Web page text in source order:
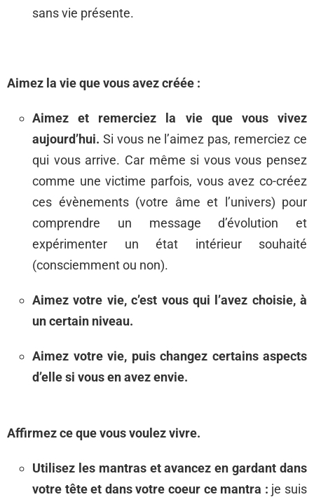
sans vie présente.
Aimez la vie que vous avez créée :
Aimez et remerciez la vie que vous vivez
aujourd’hui. Si vous ne l’aimez pas, remerciez ce
qui vous arrive. Car même si vous vous pensez
comme une victime parfois, vous avez co-créez
ces évènements (votre âme et l’univers) pour
comprendre un message d’évolution et
expérimenter un état intérieur souhaité
(consciemment ou non).
Aimez votre vie, c’est vous qui l’avez choisie, à
un certain niveau.
Aimez votre vie, puis changez certains aspects
d’elle si vous en avez envie.
Affirmez ce que vous voulez vivre.
Utilisez les mantras et avancez en gardant dans
votre tête et dans votre coeur ce mantra : je suis